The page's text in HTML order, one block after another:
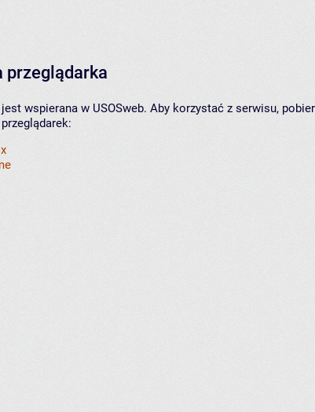
przeglądarka
wspierana w USOSweb. Aby korzystać z serwisu,